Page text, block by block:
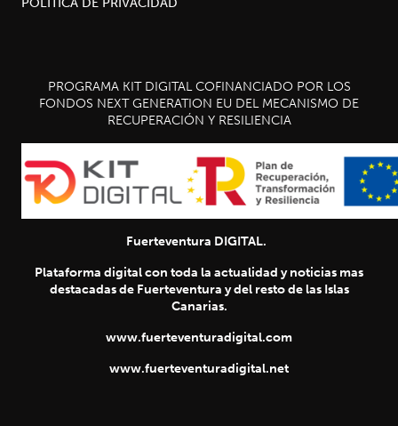
PROGRAMA KIT DIGITAL COFINANCIADO POR LOS
FONDOS NEXT GENERATION EU DEL MECANISMO DE
RECUPERACIÓN Y RESILIENCIA
Fuerteventura DIGITAL.
Plataforma digital con toda la actualidad y noticias mas
destacadas de Fuerteventura y del resto de las Islas
Canarias.
www.fuerteventuradigital.com
www.fuerteventuradigital.net